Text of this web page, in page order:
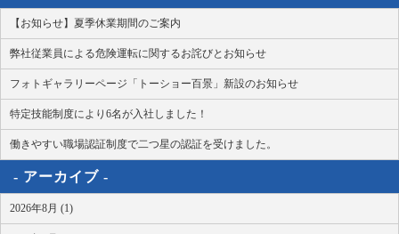
【お知らせ】夏季休業期間のご案内
弊社従業員による危険運転に関するお詫びとお知らせ
フォトギャラリーページ「トーショー百景」新設のお知らせ
特定技能制度により6名が入社しました！
働きやすい職場認証制度で二つ星の認証を受けました。
アーカイブ
2026年8月 (1)